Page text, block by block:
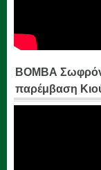
ΒΟΜΒΑ
παρέμβαση